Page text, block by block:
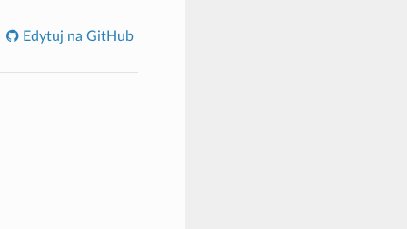
Edytuj na GitHub